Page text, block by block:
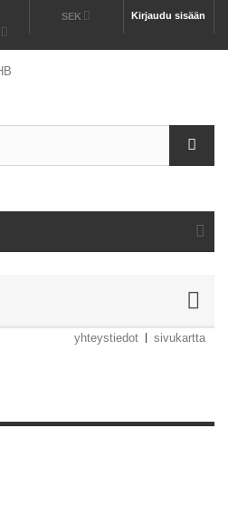
Kirjaudu sisään
SEK
yhteystiedot sivukartta